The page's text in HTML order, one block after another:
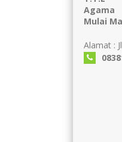
Agama
Mulai
Alamat :